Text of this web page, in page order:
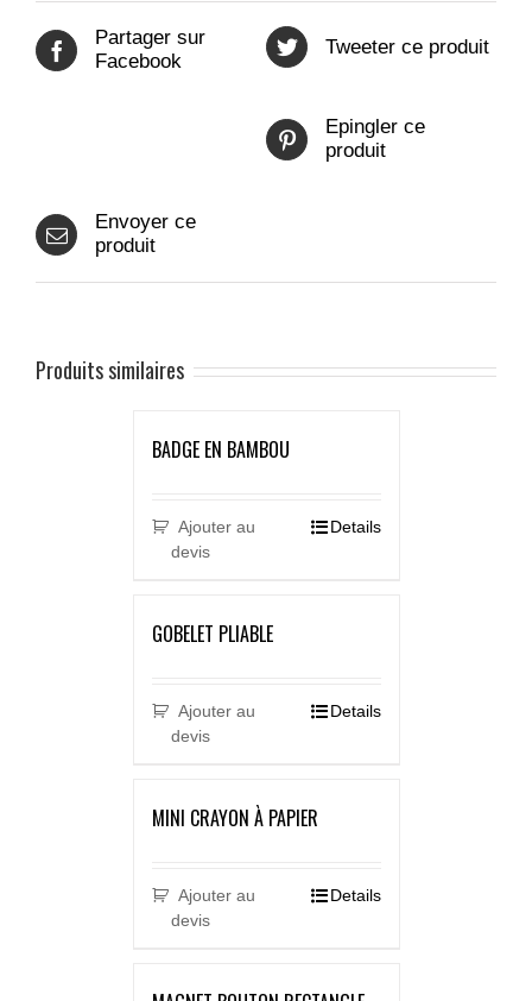
Partager sur
Facebook
Tweeter ce produit
Epingler ce
produit
Envoyer ce
produit
Produits similaires
BADGE EN BAMBOU
Ajouter au
devis
Details
GOBELET PLIABLE
Ajouter au
devis
Details
MINI CRAYON À PAPIER
Ajouter au
devis
Details